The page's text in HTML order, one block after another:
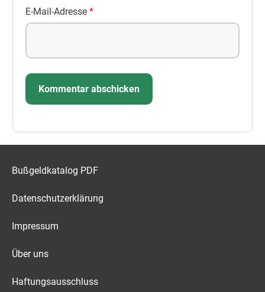
E-Mail-Adresse *
Bußgeldkatalog PDF
Datenschutzerklärung
Impressum
Über uns
Haftungsausschluss